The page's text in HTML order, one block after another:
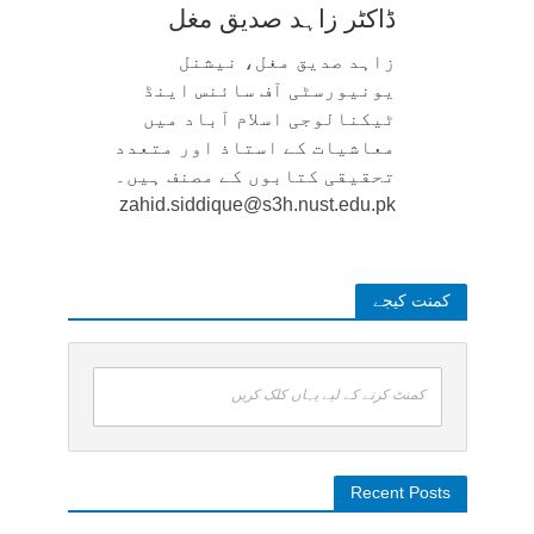
ڈاکٹر زاہد صدیق مغل
زاہد صدیق مغل، نیشنل
یونیورسٹی آف سائنس اینڈ
ٹیکنالوجی اسلام آباد میں
معاشیات کے استاذ اور متعدد
تحقیقی کتابوں کے مصنف ہیں۔
zahid.siddique@s3h.nust.edu.pk
کمنت کیجے
کمنٹ کرنے کے لیے یہاں کلک کریں
Recent Posts